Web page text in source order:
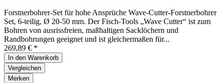
Forstnerbohrer-Set für hohe Ansprüche Wave-Cutter-Forstnerbohrer
Set, 6-teilig, Ø 20-50 mm. Der Fisch-Tools „Wave Cutter“ ist zum
Bohren von ausrissfreien, maßhaltigen Sacklöchern und
Randbohrungen geeignet und ist gleichermaßen für...
269,89 € *
In den Warenkorb
Vergleichen
Merken